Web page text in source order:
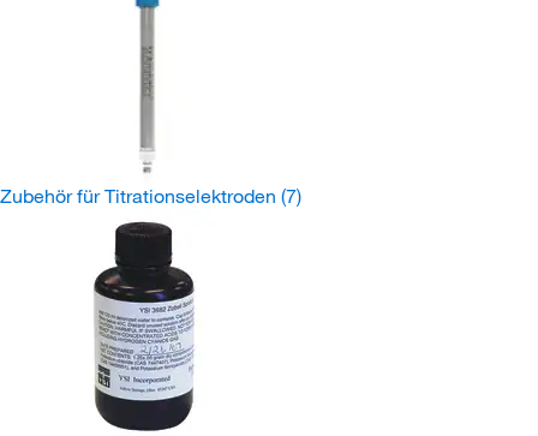
Zubehör für Titrationselektroden (7)